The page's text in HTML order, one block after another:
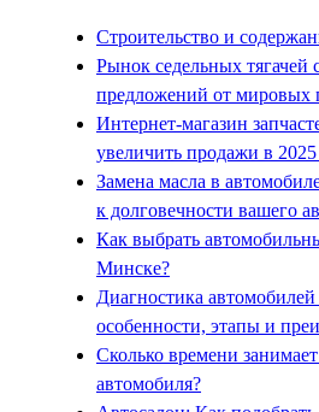
Строительство и
Рынок седельных тягачей
предложений от мировых
Интернет-магазин
увеличить продажи в 2025
Замена масла в
к долговечности вашего
Как выбрать
Минске?
Диагностика
особенности, этапы и
Сколько времени
автомобиля?